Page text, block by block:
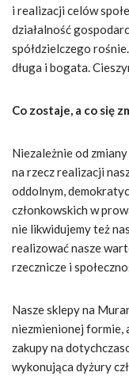
i realizacji celów
działalność
spółdzielczego
długa i bogata.
Co zostaje, a co się
Niezależnie od
na rzecz realizacji
oddolnym,
członkowskich w
nie likwidujemy też
realizować nasze
rzecznicze i
Nasze sklepy na
niezmienionej formie,
zakupy na
wykonująca dyżury